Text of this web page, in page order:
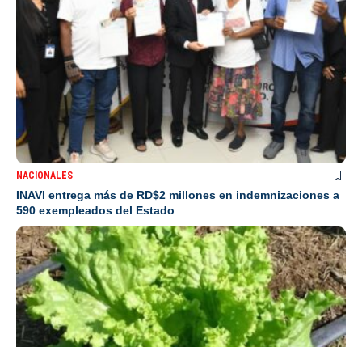
NACIONALES
INAVI entrega más de RD$2 millones en indemnizaciones a
590 exempleados del Estado